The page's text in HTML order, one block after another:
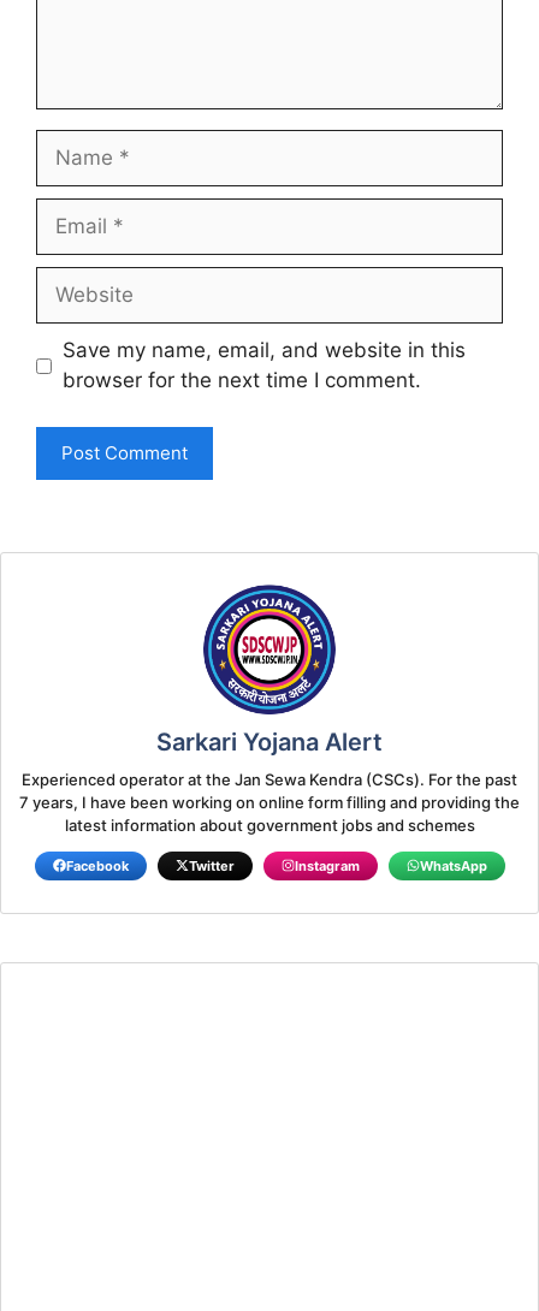
Name
Email
Website
Save my name, email, and website in this
browser for the next time I comment.
Sarkari Yojana Alert
Experienced operator at the Jan Sewa Kendra (CSCs). For the past
7 years, I have been working on online form filling and providing the
latest information about government jobs and schemes
Facebook Twitter Instagram WhatsApp